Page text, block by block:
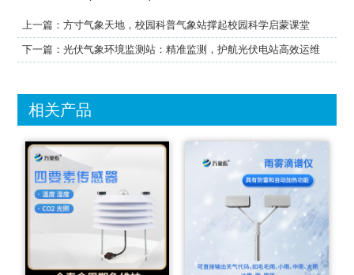
上一篇： 方寸气象天地，校园科普气象站撑起校园科学启蒙课堂
下一篇： 光伏气象环境监测站：精准监测，护航光伏电站高效运维
相关产品